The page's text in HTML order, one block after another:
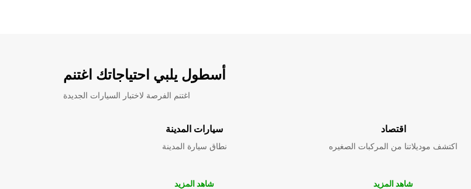
أسطول يلبي احتياجاتك اغتنم
اغتنم الفرصة لاختبار السيارات الجديدة
سيارات المدينة
نطاق سيارة المدينة
شاهد المزيد
اقتصاد
اكتشف موديلاتنا من المركبات الصغيره
شاهد المزيد